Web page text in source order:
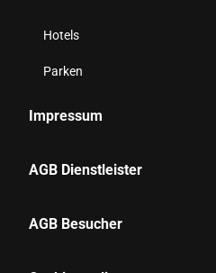
Hotels
Parken
Impressum
AGB Dienstleister
AGB Besucher